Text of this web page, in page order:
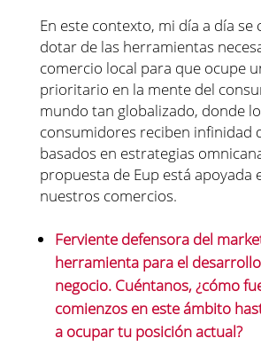
En este contexto, mi día a día se
dotar de las herramientas
comercio local para que ocupe
prioritario en la mente del
mundo tan globalizado, donde
consumidores reciben infinidad
basados en estrategias
propuesta de Eup está apoyada
nuestros comercios.
Ferviente defensora del
herramienta para el
negocio. Cuéntanos, ¿cómo
comienzos en este ámbito
a ocupar tu posición actual?